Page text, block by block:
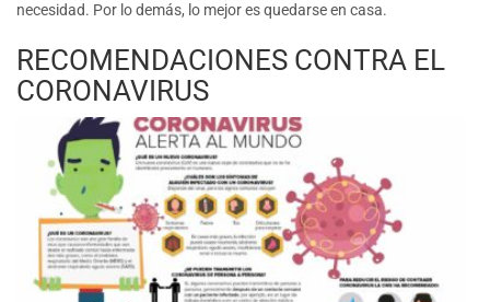
necesidad. Por lo demás, lo mejor es quedarse en casa.
RECOMENDACIONES CONTRA EL
CORONAVIRUS